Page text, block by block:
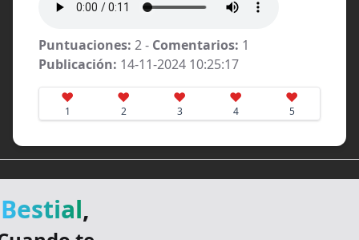
Puntuaciones: 2 - Comentarios: 1
Publicación: 14-11-2024 10:25:17
♥
1
♥
2
♥
3
♥
4
♥
5
Bestial,